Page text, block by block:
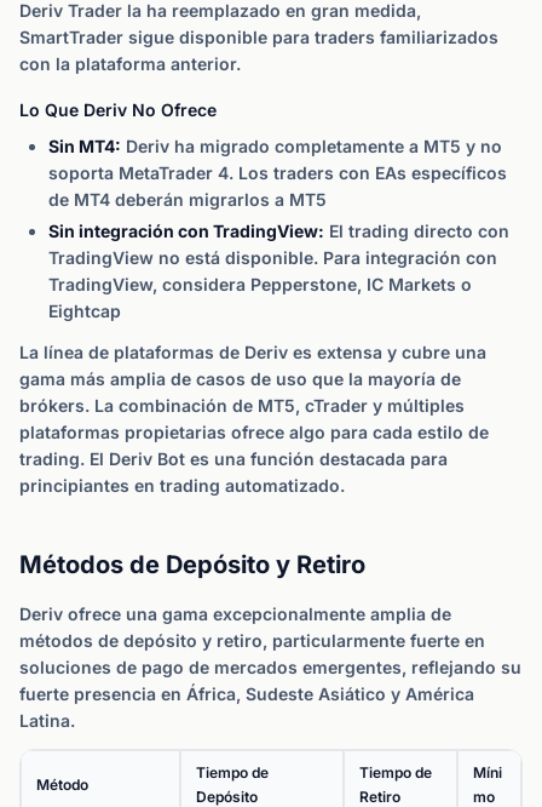
Deriv Trader la ha reemplazado en gran medida,
SmartTrader sigue disponible para traders familiarizados
con la plataforma anterior.
Lo Que Deriv No Ofrece
Sin MT4: Deriv ha migrado completamente a MT5 y no
soporta MetaTrader 4. Los traders con EAs específicos
de MT4 deberán migrarlos a MT5
Sin integración con TradingView: El trading directo con
TradingView no está disponible. Para integración con
TradingView, considera Pepperstone, IC Markets o
Eightcap
La línea de plataformas de Deriv es extensa y cubre una
gama más amplia de casos de uso que la mayoría de
brókers. La combinación de MT5, cTrader y múltiples
plataformas propietarias ofrece algo para cada estilo de
trading. El Deriv Bot es una función destacada para
principiantes en trading automatizado.
Métodos de Depósito y Retiro
Deriv ofrece una gama excepcionalmente amplia de
métodos de depósito y retiro, particularmente fuerte en
soluciones de pago de mercados emergentes, reflejando su
fuerte presencia en África, Sudeste Asiático y América
Latina.
Método
Tiempo de
Depósito
Tiempo de
Retiro
Míni
mo